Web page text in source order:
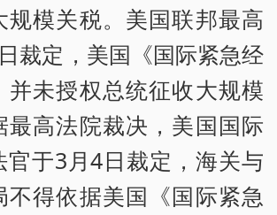
规模关税。美国联邦最高
裁定，美国《国际紧急经
并未授权总统征收大规模
最高法院裁决，美国国际
官于3月4日裁定，海关与
不得依据美国《国际紧急